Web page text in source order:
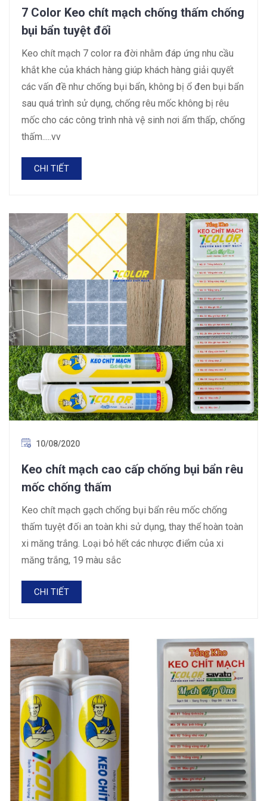
7 Color Keo chít mạch chống thấm chống
bụi bẩn tuyệt đối
Keo chít mạch 7 color ra đời nhằm đáp ứng nhu cầu
khắt khe của khách hàng giúp khách hàng giải quyết
các vấn đề như chống bụi bẩn, không bị ổ đen bụi bẩn
sau quá trình sử dụng, chống rêu mốc không bị rêu
mốc cho các công trình nhà vệ sinh nơi ẩm thấp, chống
thấm.....vv
CHI TIẾT
10/08/2020
Keo chít mạch cao cấp chống bụi bẩn rêu
mốc chống thấm
Keo chít mạch gạch chống bụi bẩn rêu mốc chống
thấm tuyệt đối an toàn khi sử dụng, thay thể hoàn toàn
xi măng trắng. Loại bỏ hết các nhược điểm của xi
măng trắng, 19 màu sắc
CHI TIẾT